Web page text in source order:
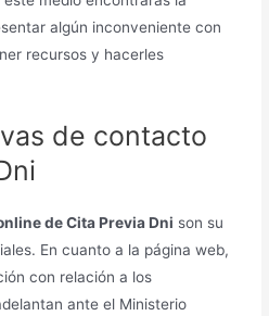
algún inconveniente con
recursos y hacerles
de contacto
de Cita Previa Dni son su
En cuanto a la página web,
con relación a los
ante el Ministerio